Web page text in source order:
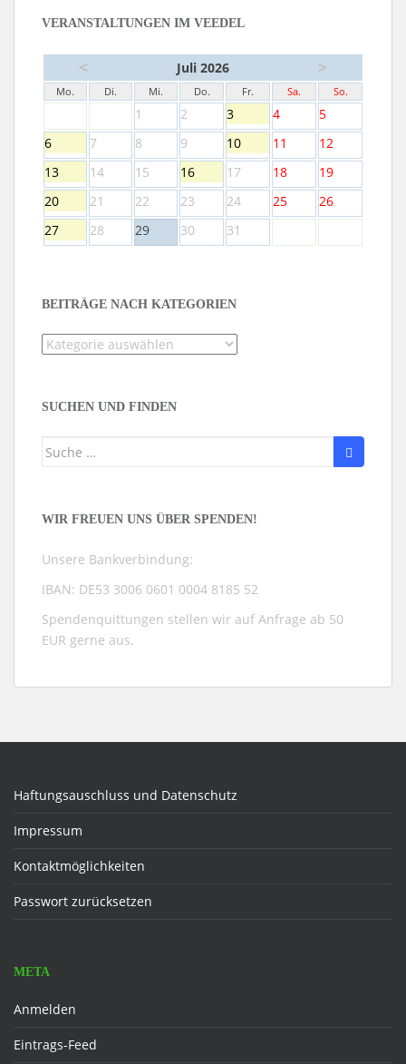
VERANSTALTUNGEN IM VEEDEL
< Juli 2026 >
Mo. Di. Mi. Do. Fr. Sa. So.
1 2 3 4
5
6
7 8 9 10 11
12
13
14 15 16 17 18
19
20
21 22 23 24 25
26
27
28 29 30 31
BEITRÄGE NACH KATEGORIEN
Beiträge
SUCHEN UND FINDEN
Suche
WIR FREUEN UNS ÜBER SPENDEN!
Unsere Bankverbindung:
IBAN: DE53 3006 0601 0004 8185 52
Spendenquittungen stellen wir auf Anfrage ab 50
EUR gerne aus.
Haftungsauschluss und Datenschutz
Impressum
Kontaktmöglichkeiten
Passwort zurücksetzen
META
Anmelden
Eintrags-Feed